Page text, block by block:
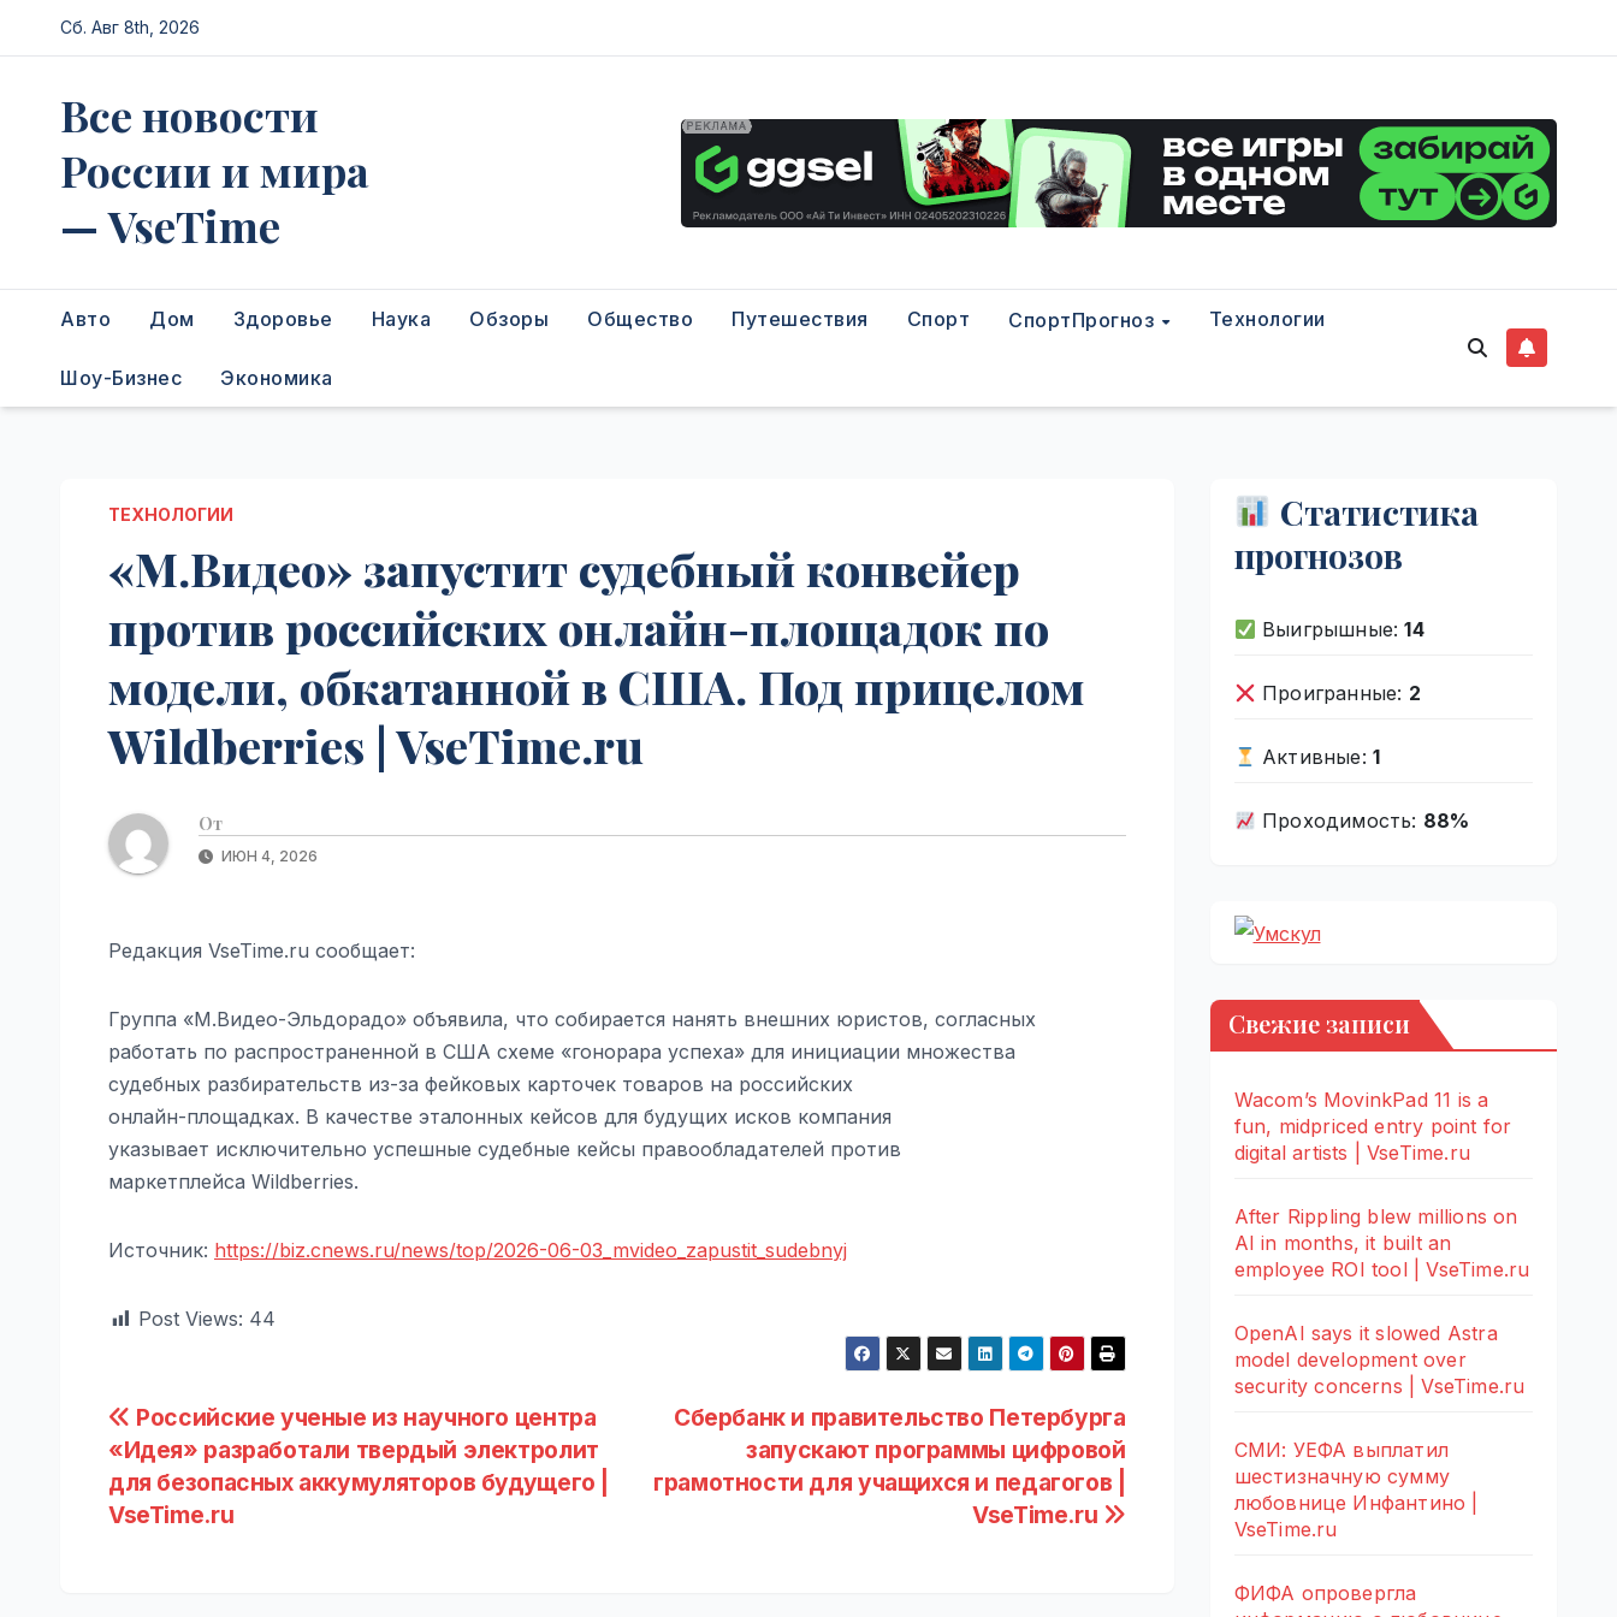
Перейти
к
Сб. Авг 8th, 2026
Все новости
России и мира
— VseTime
Авто Дом Здоровье Наука Обзоры Общество Путешествия Спорт СпортПрогноз Технологии
Шоу-Бизнес Экономика
ТЕХНОЛОГИИ
«М.Видео» запустит судебный конвейер
против российских онлайн-площадок по
модели, обкатанной в США. Под прицелом
Wildberries | VseTime.ru
От
ИЮН 4, 2026
Редакция VseTime.ru сообщает:
Группа «М.Видео-Эльдорадо» объявила, что собирается нанять внешних юристов, согласных
работать по распространенной в США схеме «гонорара успеха» для инициации множества
судебных разбирательств из-за фейковых карточек товаров на российских
онлайн-площадках. В качестве эталонных кейсов для будущих исков компания
указывает исключительно успешные судебные кейсы правообладателей против
маркетплейса Wildberries.
Источник: https://biz.cnews.ru/news/top/2026-06-03_mvideo_zapustit_sudebnyj
Post Views: 44
Навигация
по
записям
Сбербанк и правительство Петербурга
запускают программы цифровой
грамотности для учащихся и педагогов |
VseTime.ru
Российские ученые из научного центра
«Идея» разработали твердый электролит
для безопасных аккумуляторов будущего |
VseTime.ru
Статистика
прогнозов
Выигрышные:14
Проигранные: 2
Активные: 1
Проходимость: 88%
Свежие записи
Wacom’s MovinkPad 11 is a
fun, midpriced entry point for
digital artists | VseTime.ru
After Rippling blew millions on
AI in months, it built an
employee ROI tool | VseTime.ru
OpenAI says it slowed Astra
model development over
security concerns | VseTime.ru
СМИ: УЕФА выплатил
шестизначную сумму
любовнице Инфантино |
VseTime.ru
ФИФА опровергла